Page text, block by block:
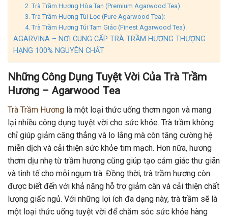
2. Trà Trầm Hương Hòa Tan (Premium Agarwood Tea):
3. Trà Trầm Hương Túi Lọc (Pure Agarwood Tea):
4. Trà Trầm Hương Túi Tam Giác (Finest Agarwood Tea):
AGARVINA – NƠI CUNG CẤP TRÀ TRẦM HƯƠNG THƯỢNG
HẠNG 100% NGUYÊN CHẤT
Những Công Dụng Tuyệt Vời Của Trà Trầm
Hương – Agarwood Tea
Trà Trầm Hương là một loại thức uống thơm ngon và mang
lại nhiều công dụng tuyệt vời cho sức khỏe. Trà trầm không
chỉ giúp giảm căng thẳng và lo lắng mà còn tăng cường hệ
miễn dịch và cải thiện sức khỏe tim mạch. Hơn nữa, hương
thơm dịu nhẹ từ trầm hương cũng giúp tạo cảm giác thư giãn
và tinh tế cho mỗi ngụm trà. Đồng thời, trà trầm hương còn
được biết đến với khả năng hỗ trợ giảm cân và cải thiện chất
lượng giấc ngủ. Với những lợi ích đa dạng này, trà trầm sẽ là
một loại thức uống tuyệt vời để chăm sóc sức khỏe hàng